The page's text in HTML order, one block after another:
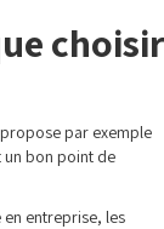
choisir
propose par exemple
un bon point de
entreprise, les